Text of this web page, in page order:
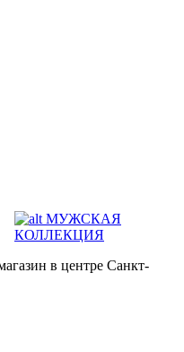
МУЖСКАЯ
КОЛЛЕКЦИЯ
в центре Санкт-